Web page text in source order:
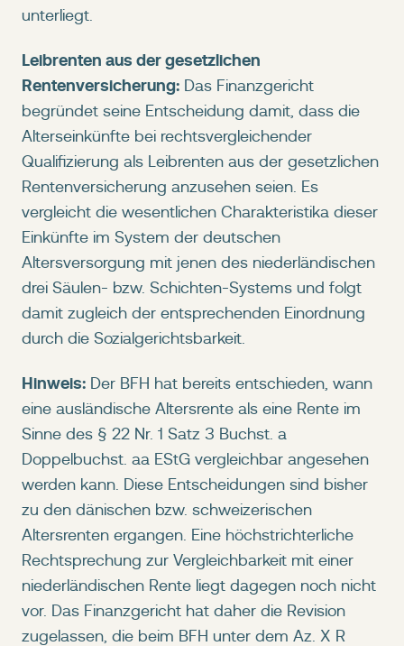
unterliegt.
Leibrenten aus der gesetzlichen
Rentenversicherung: Das Finanzgericht
begründet seine Entscheidung damit, dass die
Alterseinkünfte bei rechtsvergleichender
Qualifizierung als Leibrenten aus der gesetzlichen
Rentenversicherung anzusehen seien. Es
vergleicht die wesentlichen Charakteristika dieser
Einkünfte im System der deutschen
Altersversorgung mit jenen des niederländischen
drei Säulen- bzw. Schichten-Systems und folgt
damit zugleich der entsprechenden Einordnung
durch die Sozialgerichtsbarkeit.
Hinweis: Der BFH hat bereits entschieden, wann
eine ausländische Altersrente als eine Rente im
Sinne des § 22 Nr. 1 Satz 3 Buchst. a
Doppelbuchst. aa EStG vergleichbar angesehen
werden kann. Diese Entscheidungen sind bisher
zu den dänischen bzw. schweizerischen
Altersrenten ergangen. Eine höchstrichterliche
Rechtsprechung zur Vergleichbarkeit mit einer
niederländischen Rente liegt dagegen noch nicht
vor. Das Finanzgericht hat daher die Revision
zugelassen, die beim BFH unter dem Az. X R